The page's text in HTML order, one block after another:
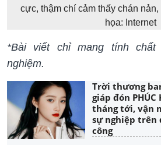
cực, thậm chí cảm thấy chán
họa: Internet
*Bài viết chỉ mang tính chất
nghiệm.
Trời thương
giáp đón
tháng tới, vận
sự nghiệp trên
công